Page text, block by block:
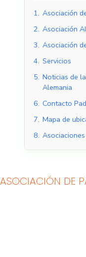
1. Asociación
2. Asociación
3. Asociación
4. Servicios
5. Noticias de
Alemania
6. Contacto
7. Mapa de
8.
ASOCIACIÓN DE